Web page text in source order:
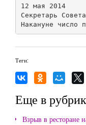
12 мая 2014
Секретарь
Теги:
Еще в
Взрыв в ресторане